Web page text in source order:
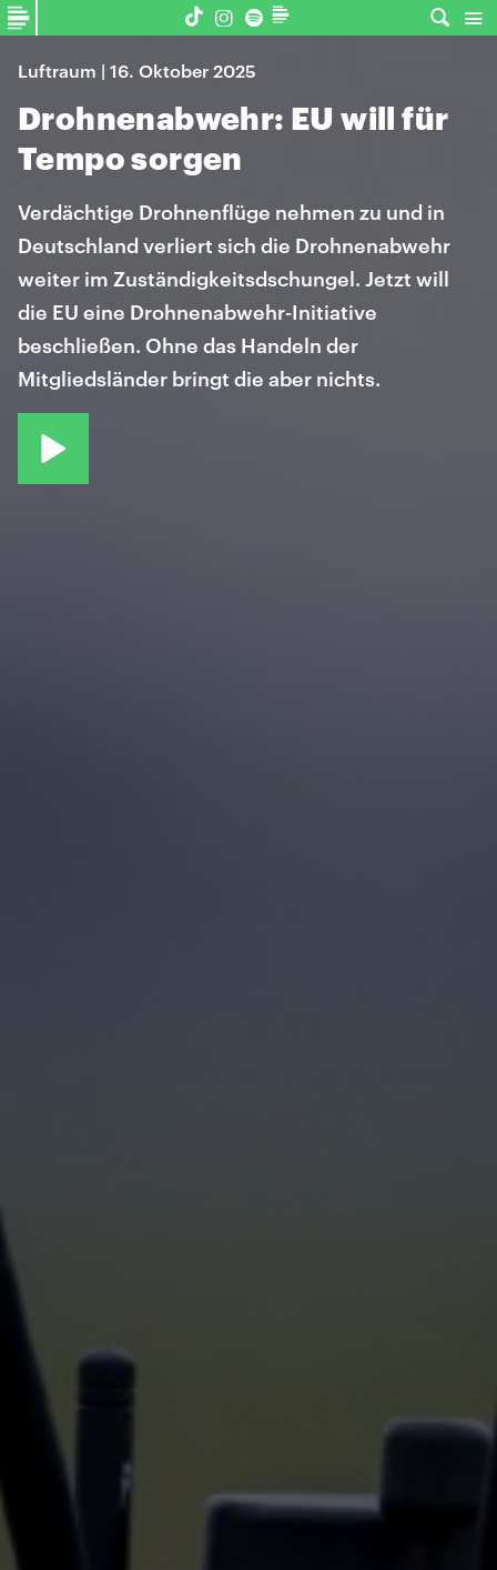
Luftraum | 16. Oktober 2025
Drohnenabwehr: EU will für
Tempo sorgen
Verdächtige Drohnenflüge nehmen zu und in
Deutschland verliert sich die Drohnenabwehr
weiter im Zuständigkeitsdschungel. Jetzt will
die EU eine Drohnenabwehr-Initiative
beschließen. Ohne das Handeln der
Mitgliedsländer bringt die aber nichts.